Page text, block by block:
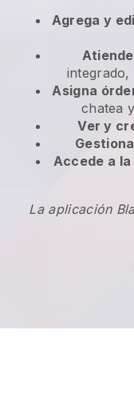
Agrega y
integrado,
Asigna
chatea
Ver y
Accede a
La aplicación